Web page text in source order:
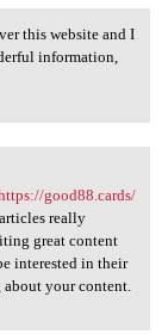
this website and I
information,
good88.cards/
really
great content
interested in their
your content.